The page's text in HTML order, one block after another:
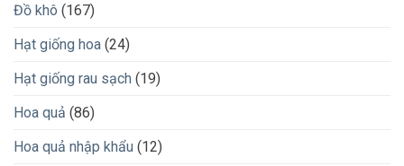
Đồ khô (167)
Hạt giống hoa (24)
Hạt giống rau sạch (19)
Hoa quả (86)
Hoa quả nhập khẩu (12)